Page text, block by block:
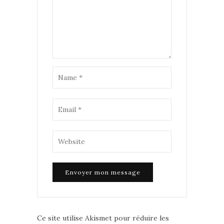
Ce site utilise Akismet pour réduire les